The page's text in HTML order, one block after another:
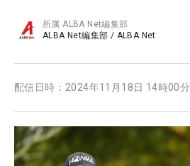
所属ALBA Net編集部
ALBA Net編集部 / ALBA Net
配信日時： 2024年11月18日 14時00分